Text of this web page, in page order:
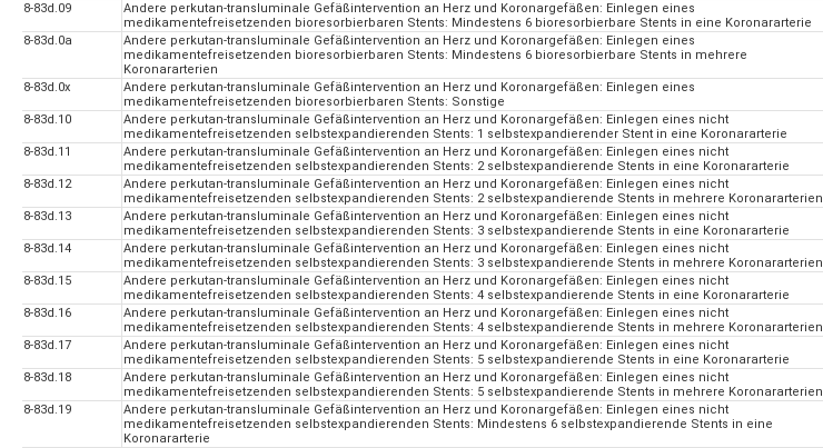
8-83d.09
Andere perkutan-transluminale Gefäßintervention an Herz und Koronargefäßen: Einlegen eines
medikamentefreisetzenden bioresorbierbaren Stents: Mindestens 6 bioresorbierbare Stents in eine Koronararterie
8-83d.0a
Andere perkutan-transluminale Gefäßintervention an Herz und Koronargefäßen: Einlegen eines
medikamentefreisetzenden bioresorbierbaren Stents: Mindestens 6 bioresorbierbare Stents in mehrere
Koronararterien
8-83d.0x
Andere perkutan-transluminale Gefäßintervention an Herz und Koronargefäßen: Einlegen eines
medikamentefreisetzenden bioresorbierbaren Stents: Sonstige
8-83d.10
Andere perkutan-transluminale Gefäßintervention an Herz und Koronargefäßen: Einlegen eines nicht
medikamentefreisetzenden selbstexpandierenden Stents: 1 selbstexpandierender Stent in eine Koronararterie
8-83d.11
Andere perkutan-transluminale Gefäßintervention an Herz und Koronargefäßen: Einlegen eines nicht
medikamentefreisetzenden selbstexpandierenden Stents: 2 selbstexpandierende Stents in eine Koronararterie
8-83d.12
Andere perkutan-transluminale Gefäßintervention an Herz und Koronargefäßen: Einlegen eines nicht
medikamentefreisetzenden selbstexpandierenden Stents: 2 selbstexpandierende Stents in mehrere Koronararterien
8-83d.13
Andere perkutan-transluminale Gefäßintervention an Herz und Koronargefäßen: Einlegen eines nicht
medikamentefreisetzenden selbstexpandierenden Stents: 3 selbstexpandierende Stents in eine Koronararterie
8-83d.14
Andere perkutan-transluminale Gefäßintervention an Herz und Koronargefäßen: Einlegen eines nicht
medikamentefreisetzenden selbstexpandierenden Stents: 3 selbstexpandierende Stents in mehrere Koronararterien
8-83d.15
Andere perkutan-transluminale Gefäßintervention an Herz und Koronargefäßen: Einlegen eines nicht
medikamentefreisetzenden selbstexpandierenden Stents: 4 selbstexpandierende Stents in eine Koronararterie
8-83d.16
Andere perkutan-transluminale Gefäßintervention an Herz und Koronargefäßen: Einlegen eines nicht
medikamentefreisetzenden selbstexpandierenden Stents: 4 selbstexpandierende Stents in mehrere Koronararterien
8-83d.17
Andere perkutan-transluminale Gefäßintervention an Herz und Koronargefäßen: Einlegen eines nicht
medikamentefreisetzenden selbstexpandierenden Stents: 5 selbstexpandierende Stents in eine Koronararterie
8-83d.18
Andere perkutan-transluminale Gefäßintervention an Herz und Koronargefäßen: Einlegen eines nicht
medikamentefreisetzenden selbstexpandierenden Stents: 5 selbstexpandierende Stents in mehrere Koronararterien
8-83d.19
Andere perkutan-transluminale Gefäßintervention an Herz und Koronargefäßen: Einlegen eines nicht
medikamentefreisetzenden selbstexpandierenden Stents: Mindestens 6 selbstexpandierende Stents in eine
Koronararterie